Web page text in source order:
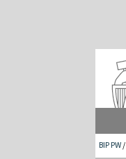
BIP PW/